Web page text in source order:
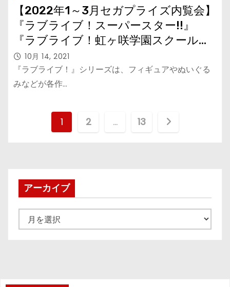
【2022年1～3月セガプライズ内覧会】
『ラブライブ！スーパースター!!』
『ラブライブ！虹ヶ咲学園スクールア
イドル同好会』『ラブライブ！サンシ
ャイン!!』フィギュアやぬいぐるみな
ど多数登場！
10月 14, 2021
『ラブライブ！』シリーズは、フィギュアやぬいぐる
みなどが各作…
投
ペ
ー
ジ
1 2 … 13
アーカイブ
ー